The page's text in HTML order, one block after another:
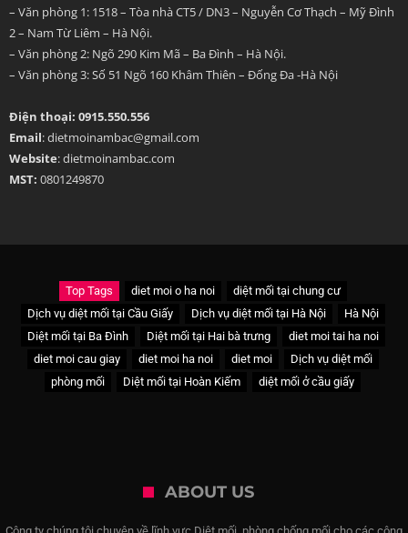
– Văn phòng 1: 1518 – Tòa nhà CT5 / DN3 – Nguyễn Cơ Thạch – Mỹ Đình
2 – Nam Từ Liêm – Hà Nội.
– Văn phòng 2: Ngõ 290 Kim Mã – Ba Đình – Hà Nội.
– Văn phòng 3: Số 51 Ngõ 160 Khâm Thiên – Đống Đa -Hà Nội
Điện thoại: 0915.550.556
Email: dietmoinambac@gmail.com
Website: dietmoinambac.com
MST: 0801249870
Top Tags diet moi o ha noi
diệt mối tại chung cư
Dịch vụ diệt mối tại Cầu Giấy
Dịch vụ diệt mối tại Hà Nội
Hà Nội
Diệt mối tại Ba Đình
Diệt mối tại Hai bà trưng
diet moi tai ha noi
diet moi cau giay
diet moi ha noi diet moi
Dịch vụ diệt mối
phòng mối
Diệt mối tại Hoàn Kiếm diệt mối ở cầu giấy
ABOUT US